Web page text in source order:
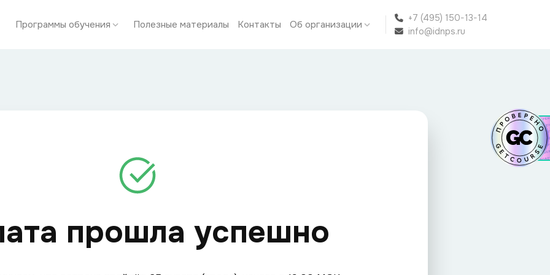
Программы обучения Полезные материалы Контакты Об организации
+7 (495) 150-13-14
info@idnps.ru
прошла успешно